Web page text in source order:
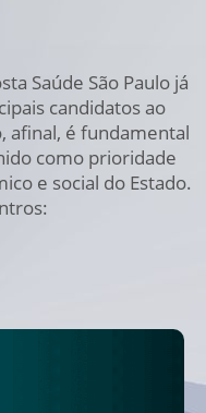
Saúde São Paulo já
candidatos ao
afinal, é fundamental
como prioridade
e social do Estado.